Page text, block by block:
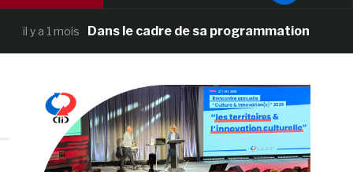
mois Dans le cadre de sa programmation américaine,